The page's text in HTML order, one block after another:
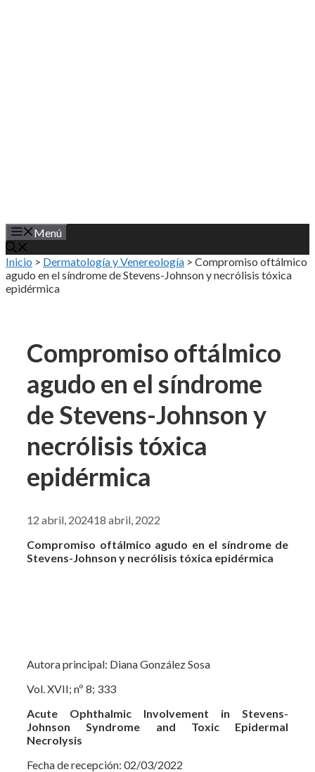
Menú
Inicio > Dermatología y Venereología > Compromiso oftálmico
agudo en el síndrome de Stevens-Johnson y necrólisis tóxica
epidérmica
Compromiso oftálmico
agudo en el síndrome
de Stevens-Johnson y
necrólisis tóxica
epidérmica
12 abril, 202418 abril, 2022
Compromiso oftálmico agudo en el síndrome de
Stevens-Johnson y necrólisis tóxica epidérmica
Autora principal: Diana González Sosa
Vol. XVII; nº 8; 333
Acute Ophthalmic Involvement in Stevens-
Johnson Syndrome and Toxic Epidermal
Necrolysis
Fecha de recepción: 02/03/2022